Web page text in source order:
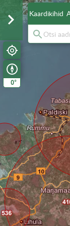
0°
Kaardikihid